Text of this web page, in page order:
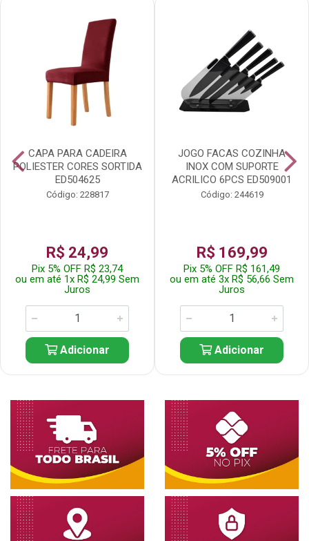
CAPA PARA CADEIRA
POLIESTER CORES SORTIDA
ED504625
Código: 228817
R$ 24,99
Pix 5% OFF R$ 23,74
ou em até 1x R$ 24,99 Sem
Juros
Adicionar
JOGO FACAS COZINHA
INOX COM SUPORTE
ACRILICO 6PCS ED509001
Código: 244619
R$ 169,99
Pix 5% OFF R$ 161,49
ou em até 3x R$ 56,66 Sem
Juros
Adicionar